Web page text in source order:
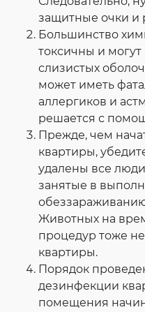
защитные очки и
Большинство
токсичны и
слизистых
может иметь
аллергиков и
решается с
Прежде, чем
квартиры,
удалены все
занятые в
Животных на
процедур тоже
квартиры.
Порядок
дезинфекции
помещения